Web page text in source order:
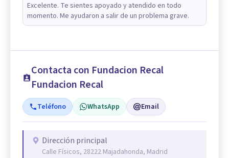
Excelente. Te sientes apoyado y atendido en todo
momento. Me ayudaron a salir de un problema grave.
Contacta con Fundacion Recal
Fundacion Recal
Teléfono WhatsApp Email
Dirección principal
Calle Físicos, 28222 Majadahonda, Madrid